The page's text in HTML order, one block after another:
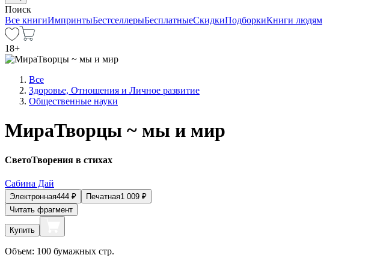
Поиск
Все книгиИмпринтыБестселлерыБесплатныеСкидкиПодборкиКниги людям
18+
Все
Здоровье, Отношения и Личное развитие
Общественные науки
МираТворцы ~ мы и мир
СветоТворения в стихах
Сабина Дай
Электронная444 ₽ Печатная1 009 ₽
Читать фрагмент
Купить
Объем: 100 бумажных стр.